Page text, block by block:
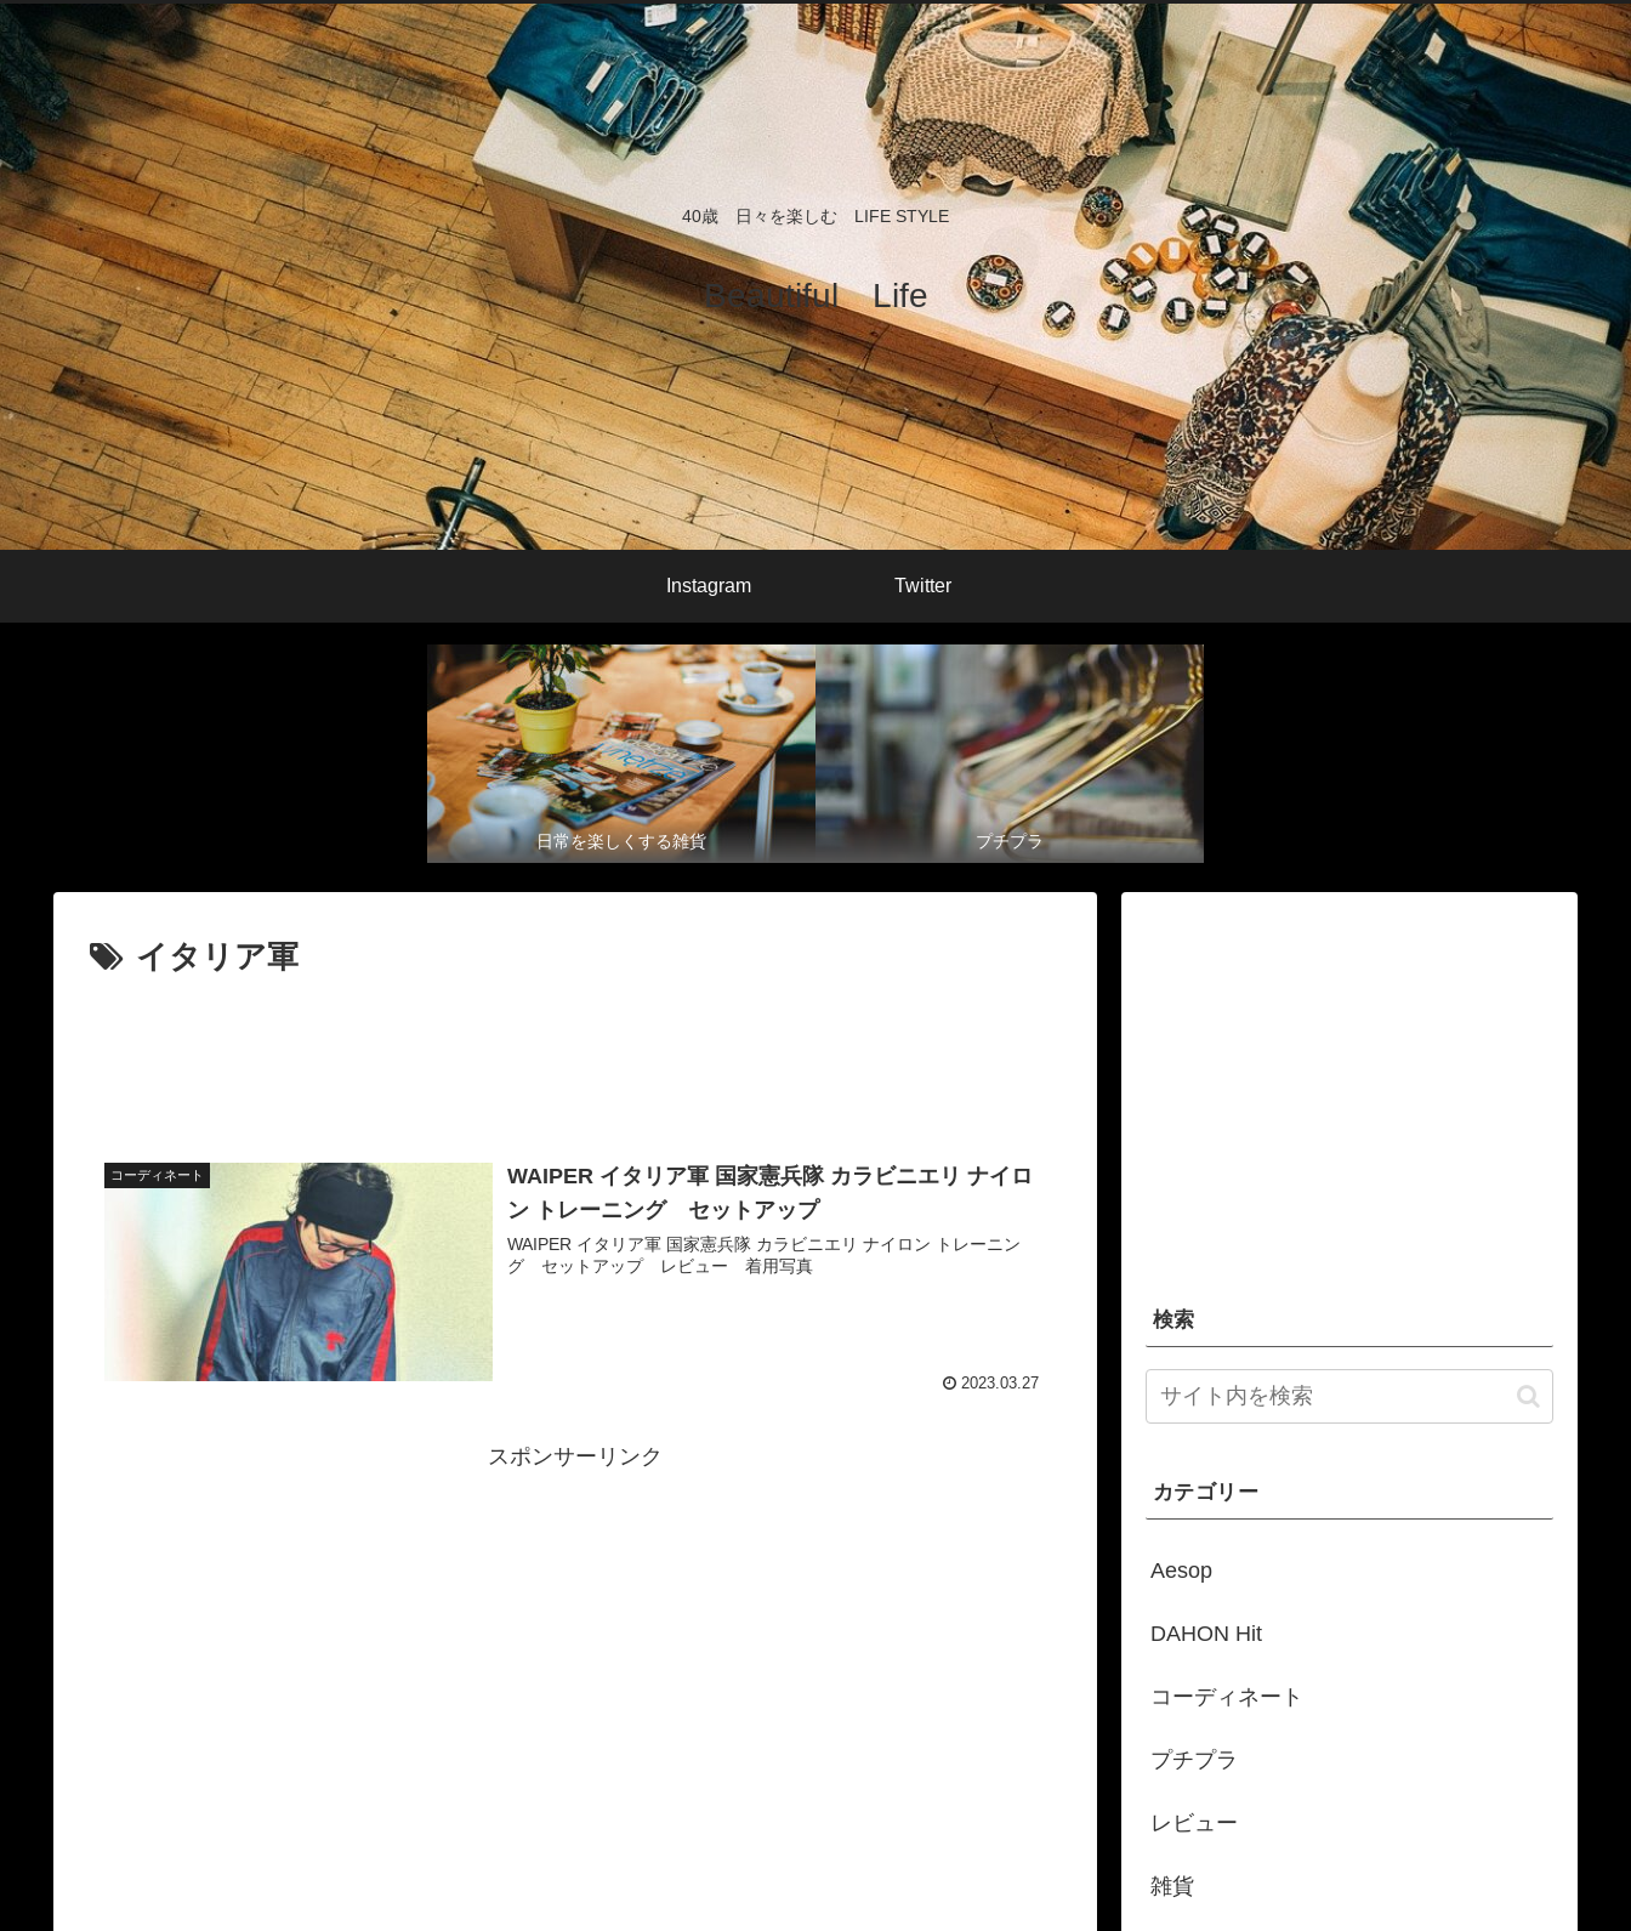
40歳 日々を楽しむ LIFE STYLE
Beautiful Life
Instagram Twitter
日常を楽しくする雑貨 プチプラ
イタリア軍
コーディネート
WAIPER イタリア軍 国家憲兵隊 カラビニエリ ナイロ
ン トレーニング セットアップ
WAIPER イタリア軍 国家憲兵隊 カラビニエリ ナイロン トレーニン
グ セットアップ レビュー 着用写真
2023.03.27
スポンサーリンク
検索
カテゴリー
Aesop
DAHON Hit
コーディネート
プチプラ
レビュー
雑貨